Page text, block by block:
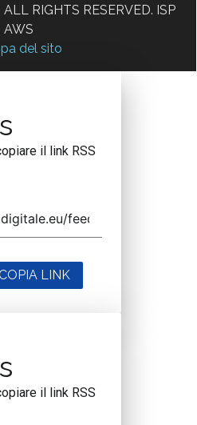
RIGHTS RESERVED. ISP
AWS
del sito
il link RSS
LINK
il link RSS